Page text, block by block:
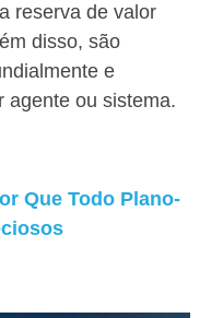
reserva de valor
disso, são
e
agente ou sistema.
Que Todo Plano-